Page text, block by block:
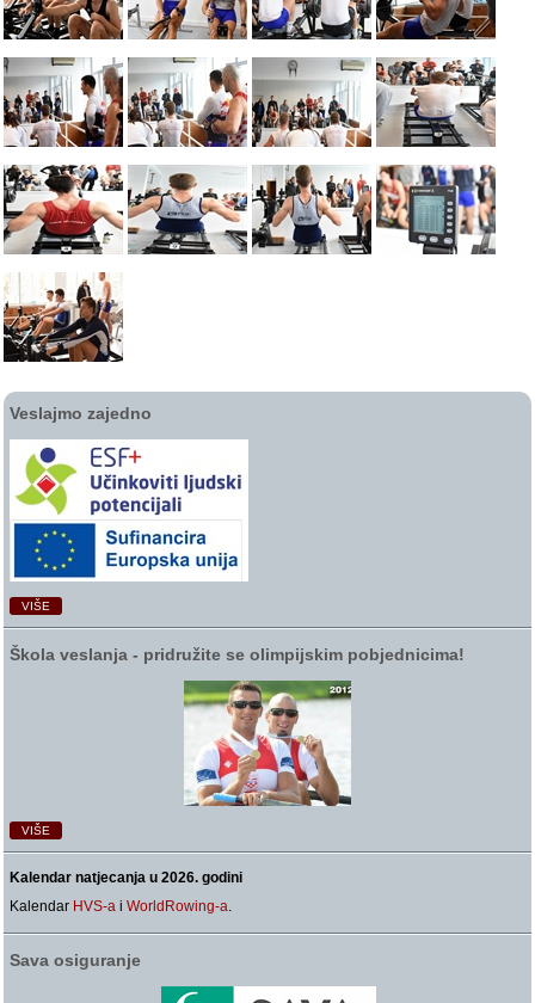
Veslajmo zajedno
VIŠE
Škola veslanja ‑ pridružite se olimpijskim pobjednicima!
VIŠE
Kalendar natjecanja u 2026. godini
Kalendar HVS-a iWorldRowing-a.
Sava osiguranje